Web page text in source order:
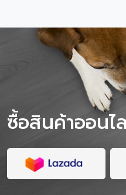
ทริป แมวของคุณเหมาะกับกา
ต้องเตรียมอะไรบ้าง? วิธีฝึก
วันจริง ระหว่างเดินทางด้
ควรให้อาหารแมวก่อนเดิน
อย่างไรให้แมวปรับตัวเร็ว?
ไหนดีกว่า? โภชนาการระห
ระวังเมื่อพาแมวไปเที่ยว ส
ซื้อสินค้าออน